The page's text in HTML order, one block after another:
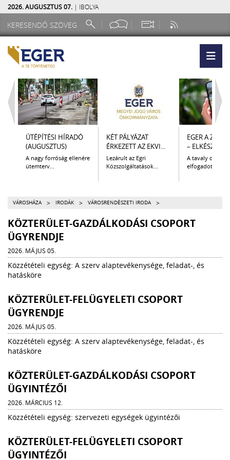
2026. AUGUSZTUS 07. | IBOLYA
ÚTÉPÍTÉSI HÍRADÓ
(AUGUSZTUS)
A nagy forróság ellenére
ütemterv...
KÉT PÁLYÁZAT
ÉRKEZETT AZ EKVI...
Lezárult az Egri
Közszolgáltatások...
EGER A
– ELKÉSZÜLT
A tavaly
elfogadott
VÁROSHÁZA > IRODÁK > VÁROSRENDÉSZETI IRODA >
KÖZTERÜLET-GAZDÁLKODÁSI CSOPORT
ÜGYRENDJE
2026. MÁJUS 05.
Közzétételi egység: A szerv alaptevékenysége, feladat-, és
hatásköre
KÖZTERÜLET-FELÜGYELETI CSOPORT
ÜGYRENDJE
2026. MÁJUS 05.
Közzétételi egység: A szerv alaptevékenysége, feladat-, és
hatásköre
KÖZTERÜLET-GAZDÁLKODÁSI CSOPORT
ÜGYINTÉZŐI
2026. MÁRCIUS 12.
Közzétételi egység: szervezeti egységek ügyintézői
KÖZTERÜLET-FELÜGYELETI CSOPORT
ÜGYINTÉZŐI